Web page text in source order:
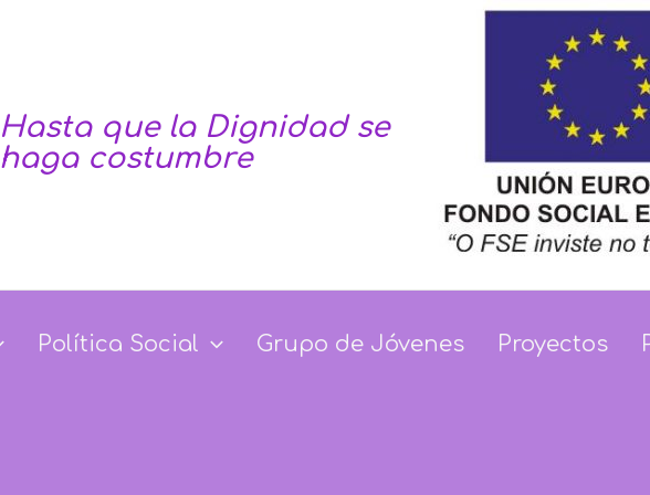
Hasta que la Dignidad se
haga costumbre
Política Social Grupo de Jóvenes Proyectos